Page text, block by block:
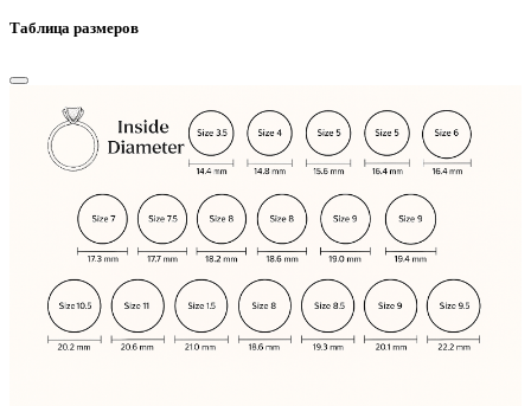
Таблица размеров